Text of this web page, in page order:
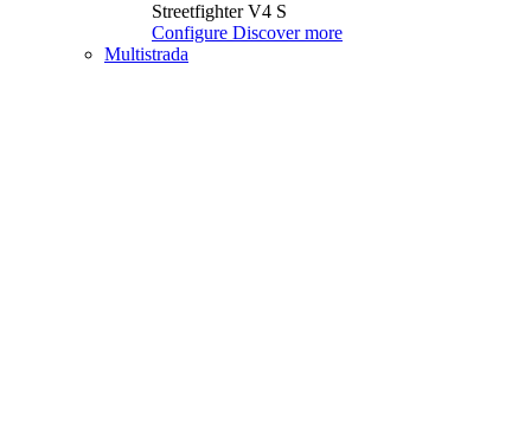
Streetfighter V4 S
Configure Discover more
Multistrada